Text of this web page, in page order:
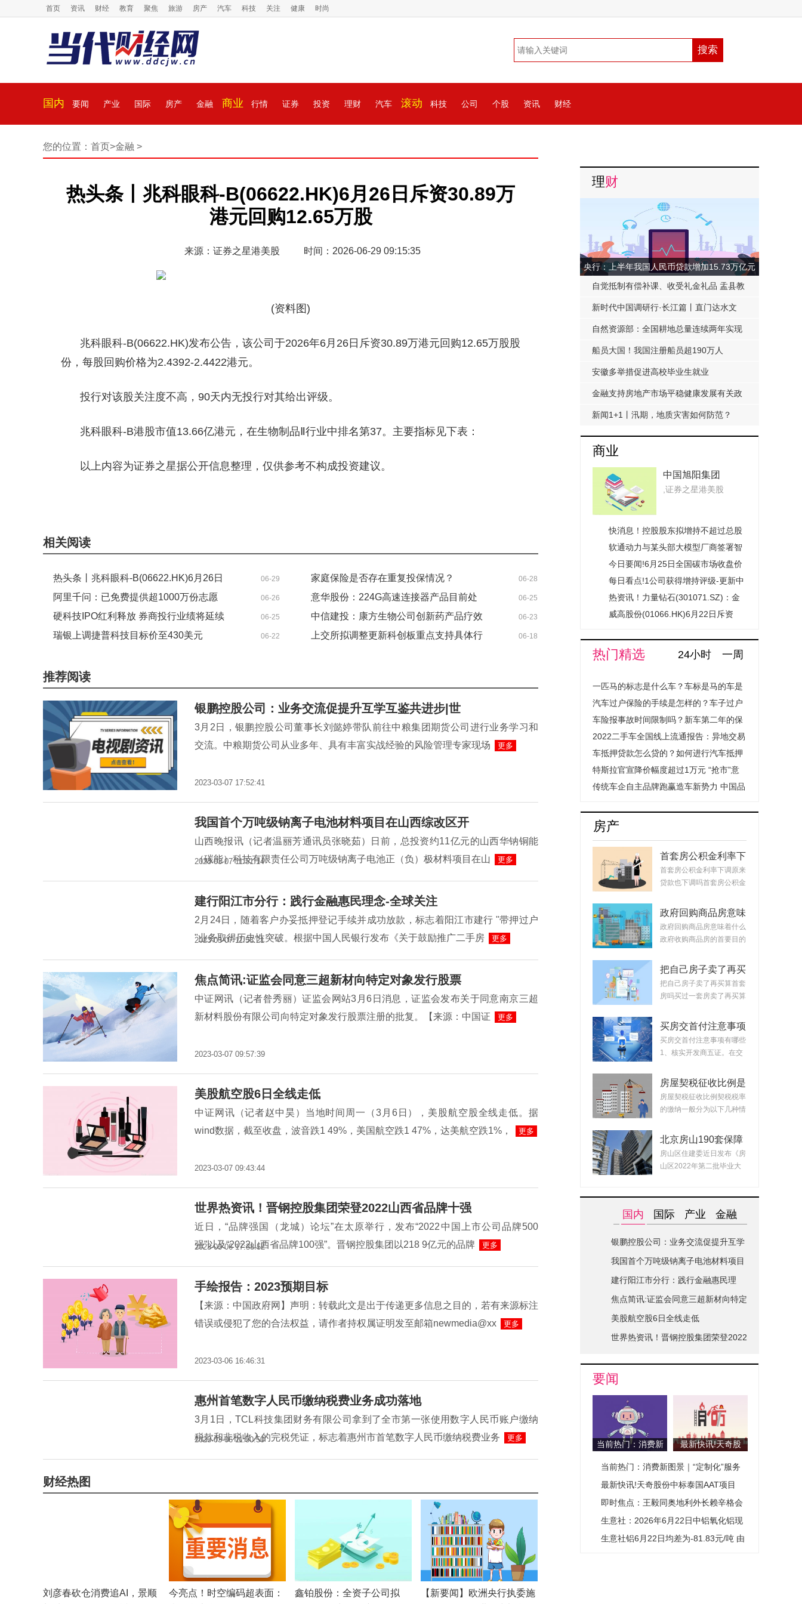
首页 资讯 财经 教育 聚焦 旅游 房产 汽车 科技 关注 健康 时尚
国内 要闻 产业 国际 房产 金融 商业 行情 证券 投资 理财 汽车 滚动 科技 公司 个股 资讯 财经
您的位置： 首页>金融 >
热头条丨兆科眼科-B(06622.HK)6月26日斥资30.89万
港元回购12.65万股
来源：证券之星港美股 时间：2026-06-29 09:15:35
(资料图)
兆科眼科-B(06622.HK)发布公告，该公司于2026年6月26日斥资30.89万港元回购12.65万股股
份，每股回购价格为2.4392-2.4422港元。
投行对该股关注度不高，90天内无投行对其给出评级。
兆科眼科-B港股市值13.66亿港元，在生物制品Ⅱ行业中排名第37。主要指标见下表：
以上内容为证券之星据公开信息整理，仅供参考不构成投资建议。
相关阅读
热头条丨兆科眼科-B(06622.HK)6月26日
斥资30.89万港元回购12.65万股
06-29 家庭保险是否存在重复投保情况？ 06-28
阿里千问：已免费提供超1000万份志愿
报告
06-26
意华股份：224G高速连接器产品目前处
于开发阶段
06-25
硬科技IPO红利释放 券商投行业绩将延续
高增长|实时焦点
06-25
中信建投：康方生物公司创新药产品疗效
优秀 给予“买入”评级
06-23
瑞银上调捷普科技目标价至430美元 06-22
上交所拟调整更新科创板重点支持具体行
06-18
推荐阅读
银鹏控股公司：业务交流促提升互学互鉴共进步|世
3月2日，银鹏控股公司董事长刘懿婷带队前往中粮集团期货公司进行业务学习和
交流。中粮期货公司从业多年、具有丰富实战经验的风险管理专家现场
更多
2023-03-07 17:52:41
我国首个万吨级钠离子电池材料项目在山西综改区开
山西晚报讯（记者温丽芳通讯员张晓茹）日前，总投资约11亿元的山西华钠铜能
（碳能）科技有限责任公司万吨级钠离子电池正（负）极材料项目在山
更多
2023-03-07 11:51:14
建行阳江市分行：践行金融惠民理念-全球关注
2月24日，随着客户办妥抵押登记手续并成功放款，标志着阳江市建行 "带押过户
"业务取得历史性突破。根据中国人民银行发布《关于鼓励推广二手房
更多
2023-03-07 11:53:21
焦点简讯:证监会同意三超新材向特定对象发行股票
中证网讯（记者昝秀丽）证监会网站3月6日消息，证监会发布关于同意南京三超
新材料股份有限公司向特定对象发行股票注册的批复。【来源：中国证
更多
2023-03-07 09:57:39
美股航空股6日全线走低
中证网讯（记者赵中昊）当地时间周一（3月6日），美股航空股全线走低。据
wind数据，截至收盘，波音跌1 49%，美国航空跌1 47%，达美航空跌1%，
更多
2023-03-07 09:43:44
世界热资讯！晋钢控股集团荣登2022山西省品牌十强
近日，“品牌强国（龙城）论坛”在太原举行，发布“2022中国上市公司品牌500
强”以及“2022山西省品牌100强”。晋钢控股集团以218 9亿元的品牌
更多
2023-03-06 17:38:52
手绘报告：2023预期目标
【来源：中国政府网】声明：转载此文是出于传递更多信息之目的，若有来源标注
错误或侵犯了您的合法权益，请作者持权属证明发至邮箱newmedia@xx
更多
2023-03-06 16:46:31
惠州首笔数字人民币缴纳税费业务成功落地
3月1日，TCL科技集团财务有限公司拿到了全市第一张使用数字人民币账户缴纳
税款和非税收入的完税凭证，标志着惠州市首笔数字人民币缴纳税费业务
更多
2023-03-06 11:50:50
财经热图
刘彦春砍仓消费追AI，景顺
今亮点！时空编码超表面：
鑫铂股份：全资子公司拟
【新要闻】欧洲央行执委施
理财
央行：上半年我国人民币贷款增加15.73万亿元
自觉抵制有偿补课、收受礼金礼品 盂县教
科局发布《工作提醒函》
新时代中国调研行·长江篇丨直门达水文
站：从靠人力蹲点到监测自动化
自然资源部：全国耕地总量连续两年实现
净增加
船员大国！我国注册船员超190万人
安徽多举措促进高校毕业生就业
金融支持房地产市场平稳健康发展有关政
策延期至明年底
新闻1+1丨汛期，地质灾害如何防范？
商业
中国旭阳集团
(01907.HK)：河北
元|最资讯
,证券之星港美股
快消息！控股股东拟增持不超过总股
本2% 云南城投获持续增持支持释放
稳定预期信号
软通动力与某头部大模型厂商签署智
算服务协议
今日要闻!6月25日全国碳市场收盘价
83.12元／吨 较前一日上涨0.53%
每日看点!1公司获得增持评级-更新中
热资讯！力量钻石(301071.SZ)：金
刚石散热材料应用场景尚未达到大规
威高股份(01066.HK)6月22日斥资
热门精选 24小时 一周
一匹马的标志是什么车？车标是马的车是
什么汽车？
汽车过户保险的手续是怎样的？车子过户
保险费用会上涨吗？
车险报事故时间限制吗？新车第二年的保
险怎么买？
2022二手车全国线上流通报告：异地交易
量提升超1.4倍成绝对主流
车抵押贷款怎么贷的？如何进行汽车抵押
贷款程序是怎样的？
特斯拉官宣降价幅度超过1万元 “抢市”意
图明显
传统车企自主品牌跑赢造车新势力 中国品
房产
首套房公积金利率下
调原来贷款也下调
吗？公积金贷款会随
吗？
首套房公积金利率下调原来
贷款也下调吗首套房公积金
政府回购商品房意味
着什么？政府回购安
置房价格如何定？
政府回购商品房意味着什么
政府收购商品房的首要目的
把自己房子卖了再买
算首套房吗？把房子
卖掉再买房子算二套
把自己房子卖了再买算首套
房吗买过一套房卖了再买算
买房交首付注意事项
有哪些？买房交完首
付款后接下来的流程
买房交首付注意事项有哪些
1、核实开发商五证。在交
房屋契税征收比例是
什么？ 2022房产契
税最新政策
房屋契税征收比例契税税率
的缴纳一般分为以下几种情
北京房山190套保障
租赁房面向毕业生配
租 房源均为精装交
房山区住建委近日发布《房
山区2022年第二批毕业大
国内 国际 产业 金融
银鹏控股公司：业务交流促提升互学
互鉴共进步|世界简讯
我国首个万吨级钠离子电池材料项目
在山西综改区开建
建行阳江市分行：践行金融惠民理
念-全球关注
焦点简讯:证监会同意三超新材向特定
对象发行股票的注册申请
美股航空股6日全线走低
世界热资讯！晋钢控股集团荣登2022
要闻
当前热门：消费新
务开辟城市消费新
赛道
最新快讯!天奇股
目
当前热门：消费新图景｜“定制化”服务
开辟城市消费新赛道
最新快讯!天奇股份中标泰国AAT项目
即时焦点：王毅同奥地利外长赖辛格会
谈
生意社：2026年6月22日中铝氧化铝现
货价格小幅上涨
生意社铝6月22日均差为-81.83元/吨 由